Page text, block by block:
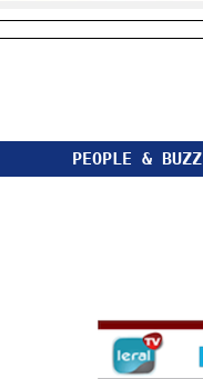
PEOPLE & BUZZ